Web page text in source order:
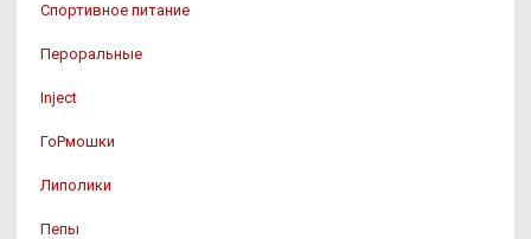
Спортивное питание
Пероральные
Inject
ГоРмошки
Липолики
Пепы